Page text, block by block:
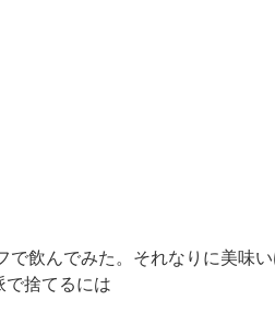
で飲んでみた。それなりに美味
で捨てるには